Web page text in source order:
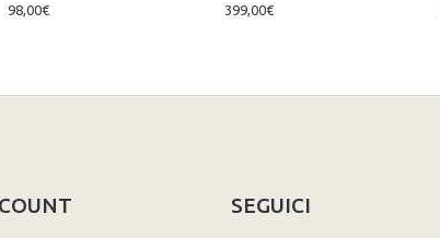
98,00€ 399,00€
SEGUICI